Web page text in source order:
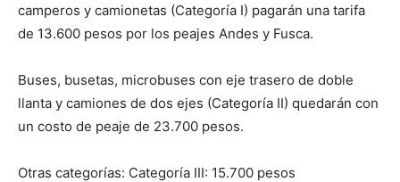
camperos y camionetas (Categoría I) pagarán una tarifa
de 13.600 pesos por los peajes Andes y Fusca.
Buses, busetas, microbuses con eje trasero de doble
llanta y camiones de dos ejes (Categoría II) quedarán con
un costo de peaje de 23.700 pesos.
Otras categorías: Categoría III: 15.700 pesos